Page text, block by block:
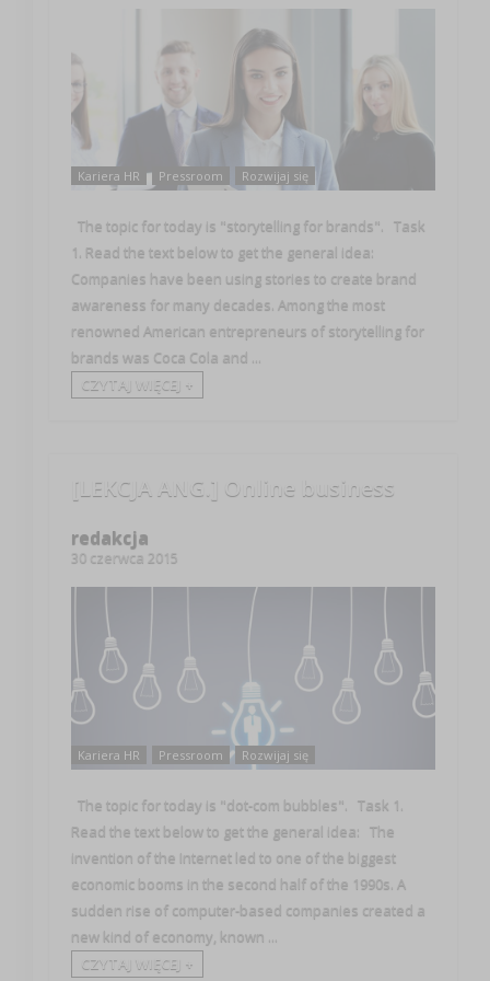
Kariera HR Pressroom Rozwijaj się
The topic for today is "storytelling for brands". Task
1. Read the text below to get the general idea:
Companies have been using stories to create brand
awareness for many decades. Among the most
renowned American entrepreneurs of storytelling for
brands was Coca Cola and ...
CZYTAJ WIĘCEJ +
[LEKCJA ANG.] Online business
redakcja
30 czerwca 2015
Kariera HR Pressroom Rozwijaj się
The topic for today is "dot-com bubbles". Task 1.
Read the text below to get the general idea: The
invention of the Internet led to one of the biggest
economic booms in the second half of the 1990s. A
sudden rise of computer-based companies created a
new kind of economy, known ...
CZYTAJ WIĘCEJ +